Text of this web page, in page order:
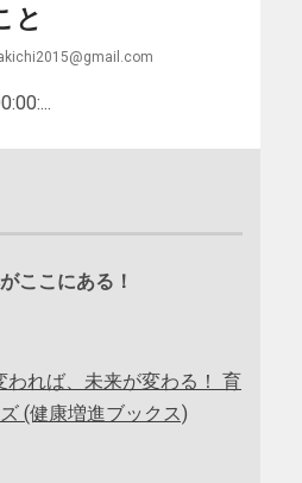
と
ここにある！
われば、未来が変わる！ 育
(健康増進ブックス)